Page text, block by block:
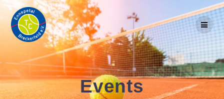
content
Events